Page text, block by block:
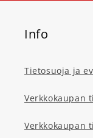
Info
Tietosuoja ja
Verkkokaupan
Verkkokaupan